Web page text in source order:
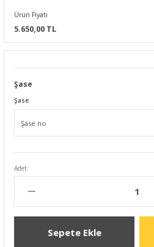
Ürün Fiyatı
5.650,00 TL
Şase
Şase
Adet:
Sepete Ekle